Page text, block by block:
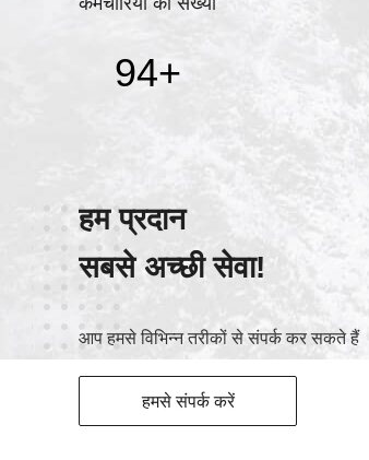
95+
हम प्रदान
सबसे अच्छी सेवा!
आप हमसे विभिन्न तरीकों से संपर्क कर सकते हैं
हमसे संपर्क करें